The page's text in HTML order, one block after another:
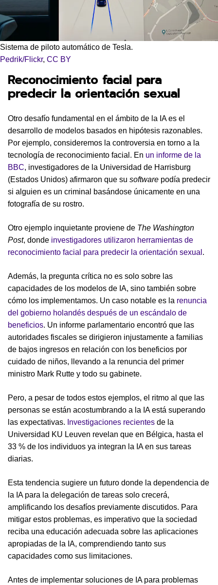
Sistema de piloto automático de Tesla.
Pedrik/Flickr, CC BY
Reconocimiento facial para
predecir la orientación sexual
Otro desafío fundamental en el ámbito de la IA es el
desarrollo de modelos basados en hipótesis razonables.
Por ejemplo, consideremos la controversia en torno a la
tecnología de reconocimiento facial. En un informe de la
BBC, investigadores de la Universidad de Harrisburg
(Estados Unidos) afirmaron que su software podía predecir
si alguien es un criminal basándose únicamente en una
fotografía de su rostro.
Otro ejemplo inquietante proviene de The Washington
Post, donde investigadores utilizaron herramientas de
reconocimiento facial para predecir la orientación sexual .
Además, la pregunta crítica no es solo sobre las
capacidades de los modelos de IA, sino también sobre
cómo los implementamos. Un caso notable es la renuncia
del gobierno holandés después de un escándalo de
beneficios. Un informe parlamentario encontró que las
autoridades fiscales se dirigieron injustamente a familias
de bajos ingresos en relación con los beneficios por
cuidado de niños, llevando a la renuncia del primer
ministro Mark Rutte y todo su gabinete.
Pero, a pesar de todos estos ejemplos, el ritmo al que las
personas se están acostumbrando a la IA está superando
las expectativas. Investigaciones recientes de la
Universidad KU Leuven revelan que en Bélgica, hasta el
33 % de los individuos ya integran la IA en sus tareas
diarias.
Esta tendencia sugiere un futuro donde la dependencia de
la IA para la delegación de tareas solo crecerá,
amplificando los desafíos previamente discutidos. Para
mitigar estos problemas, es imperativo que la sociedad
reciba una educación adecuada sobre las aplicaciones
apropiadas de la IA, comprendiendo tanto sus
capacidades como sus limitaciones.
Antes de implementar soluciones de IA para problemas